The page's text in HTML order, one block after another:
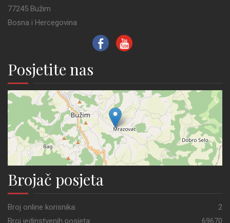
77245 Bužim
Bosna i Hercegovina
Posjetite nas
Brojač posjeta
Broj online korisnika:
2
Broj jedinstvenih posjeta:
69670